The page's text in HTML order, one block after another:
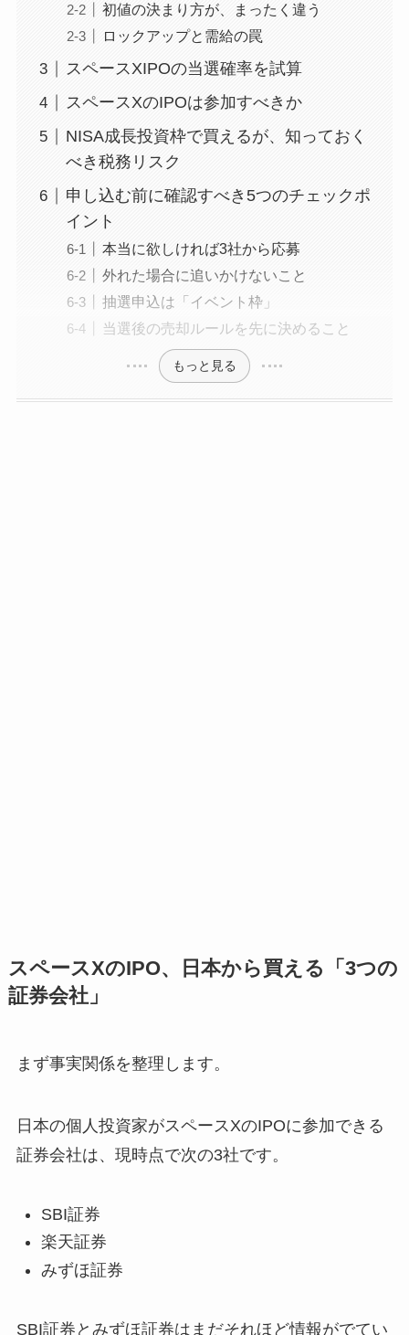
初値の決まり方が、まったく違う
ロックアップと需給の罠
スペースXIPOの当選確率を試算
スペースXのIPOは参加すべきか
NISA成長投資枠で買えるが、知っておく
べき税務リスク
申し込む前に確認すべき5つのチェックポ
イント
本当に欲しければ3社から応募
外れた場合に追いかけないこと
抽選申込は「イベント枠」
当選後の売却ルールを先に決めること
もっと見る
スペースXのIPO、日本から買える「3つの
証券会社」
まず事実関係を整理します。
日本の個人投資家がスペースXのIPOに参加できる
証券会社は、現時点で次の3社です。
SBI証券
楽天証券
みずほ証券
SBI証券とみずほ証券はまだそれほど情報がでてい